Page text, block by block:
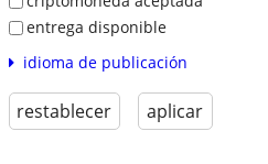
entrega disponible
idioma de publicación
restablecer aplicar